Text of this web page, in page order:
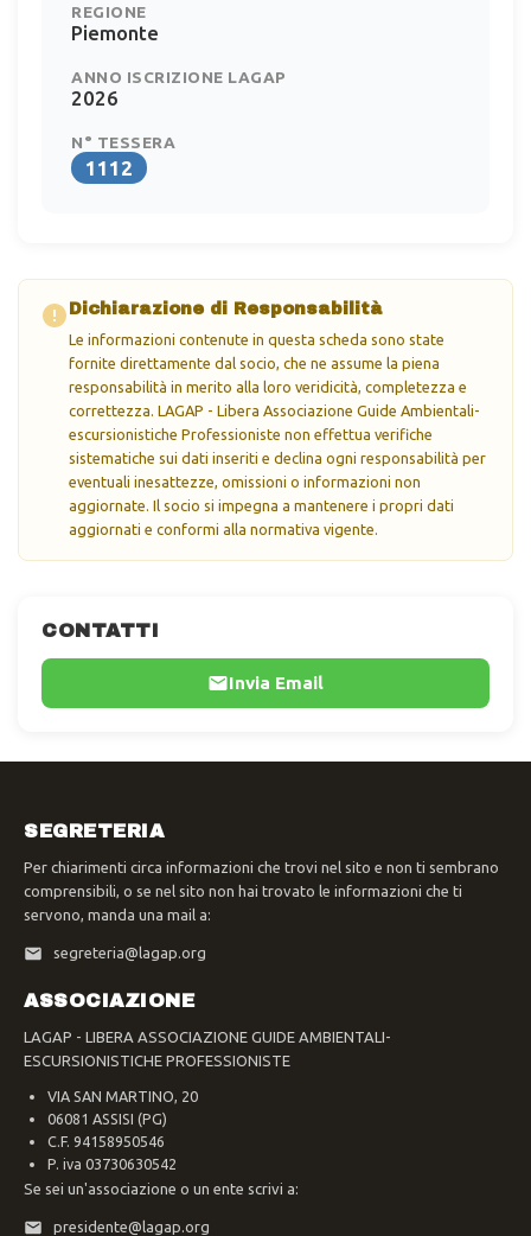
CONTATTI
Invia Email
REGIONE
Piemonte
ANNO ISCRIZIONE LAGAP
2026
N° TESSERA
1112
Dichiarazione di Responsabilità
Le informazioni contenute in questa scheda sono state
fornite direttamente dal socio, che ne assume la piena
responsabilità in merito alla loro veridicità, completezza e
correttezza. LAGAP - Libera Associazione Guide Ambientali-
escursionistiche Professioniste non effettua verifiche
sistematiche sui dati inseriti e declina ogni responsabilità per
eventuali inesattezze, omissioni o informazioni non
aggiornate. Il socio si impegna a mantenere i propri dati
aggiornati e conformi alla normativa vigente.
SEGRETERIA
Per chiarimenti circa informazioni che trovi nel sito e non ti sembrano
comprensibili, o se nel sito non hai trovato le informazioni che ti
servono, manda una mail a:
segreteria@lagap.org
ASSOCIAZIONE
LAGAP - LIBERA ASSOCIAZIONE GUIDE AMBIENTALI-
ESCURSIONISTICHE PROFESSIONISTE
VIA SAN MARTINO, 20
06081 ASSISI (PG)
C.F. 94158950546
P. iva 03730630542
Se sei un'associazione o un ente scrivi a:
presidente@lagap.org